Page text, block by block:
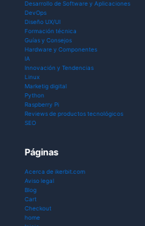
Desarrollo de Software y Aplicaciones
DevOps
Diseño UX/UI
Formación técnica
Guías y Consejos
Hardware y Componentes
IA
Innovación y Tendencias
Linux
Marketig digital
Python
Raspberry Pi
Reviews de productos tecnológicos
SEO
Páginas
Acerca de ikerbit.com
Aviso legal
Blog
Cart
Checkout
home